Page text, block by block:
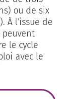
ou de six
À l’issue de
le cycle
avec le